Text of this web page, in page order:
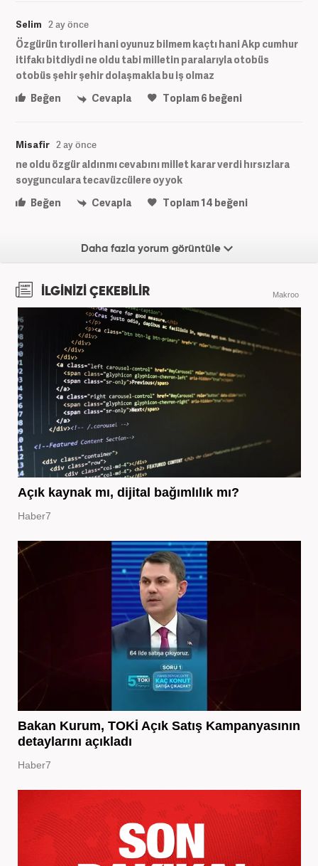
Selim 2 ay önce
Özgürün tırolleri hani oyunuz bilmem kaçtı hani Akp cumhur
itifakı bitdiydi ne oldu tabi milletin paralarıyla otobüs
otobüs şehir şehir dolaşmakla bu iş olmaz
Beğen
Cevapla Toplam6 beğeni
Misafir 2 ay önce
ne oldu özgür aldınmı cevabını millet karar verdi hırsızlara
soygunculara tecavüzcülere oy yok
Beğen
Cevapla Toplam14 beğeni
Daha fazla yorum görüntüle
İLGİNİZİ ÇEKEBİLİR Makroo
Açık kaynak mı, dijital bağımlılık mı?
Haber7
Bakan Kurum, TOKİ Açık Satış Kampanyasının
detaylarını açıkladı
Haber7